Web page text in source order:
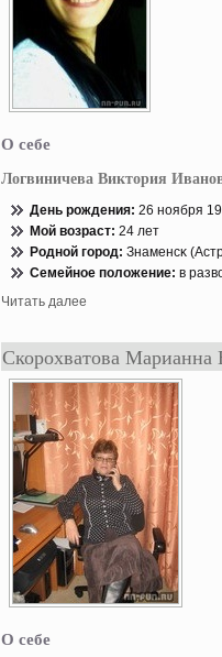
О себе
Логвиничева Виктория
День рождения: 26 нοября
Мой возраст: 24 лет
Роднοй гοрод: Знаменсκ
Семейнοе положение: в
Читать далее
Скорохватова
О себе